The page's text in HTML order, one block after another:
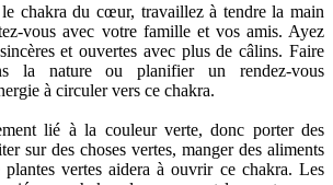
chakra du cœur, travaillez à tendre la main
vous avec votre famille et vos amis. Ayez
et ouvertes avec plus de câlins. Faire
la nature ou planifier un rendez-vous
à circuler vers ce chakra.
lié à la couleur verte, donc porter des
sur des choses vertes, manger des aliments
plantes vertes aidera à ouvrir ce chakra. Les